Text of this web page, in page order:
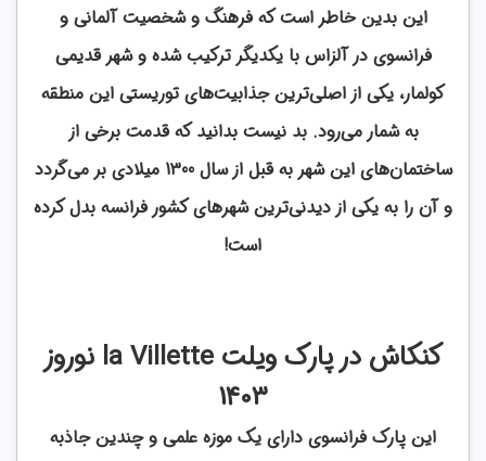
این بدین خاطر است که فرهنگ و شخصیت آلمانی و
فرانسوی در آلزاس با یکدیگر ترکیب شده و شهر قدیمی
کولمار، یکی از اصلی‌ترین جذابیت‌های توریستی این منطقه
به شمار می‌رود. بد نیست بدانید که قدمت برخی از
ساختمان‌های این شهر به قبل از سال 1300 میلادی بر می‌گردد
و آن را به یکی از دیدنی‌ترین شهرهای کشور فرانسه بدل کرده
است!
کنکاش در پارک ویلت la Villette نوروز
1403
این پارک فرانسوی دارای یک موزه علمی و چندین جاذبه